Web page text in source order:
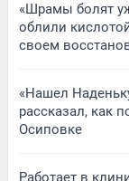
«Шрамы болят
облили
своем
«Нашел
рассказал, как
Осиповке
Работает в